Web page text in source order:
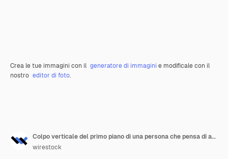
Crea le tue immagini con il generatore di immagini e modificale con il
nostro editor di foto.
Colpo verticale del primo piano di una persona che pensa di acquistare o vendere una casa
wirestock